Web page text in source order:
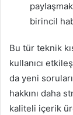
birincil
Bu tür teknik
kullanıcı
da yeni
hakkını daha
kaliteli içerik